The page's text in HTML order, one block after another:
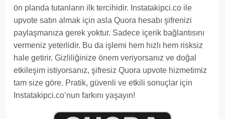
ön planda tutanların ilk tercihidir. Instatakipci.co ile
upvote satın almak için asla Quora hesabı şifrenizi
paylaşmanıza gerek yoktur. Sadece içerik bağlantısını
vermeniz yeterlidir. Bu da işlemi hem hızlı hem risksiz
hale getirir. Gizliliğinize önem veriyorsanız ve doğal
etkileşim istiyorsanız, şifresiz Quora upvote hizmetimiz
tam size göre. Pratik, güvenli ve etkili sonuçlar için
Instatakipci.co’nun farkını yaşayın!